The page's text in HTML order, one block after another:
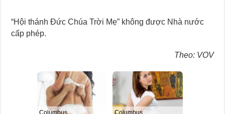
“Hội thánh Đức Chúa Trời Mẹ” không được Nhà nước
cấp phép.
Theo: VOV